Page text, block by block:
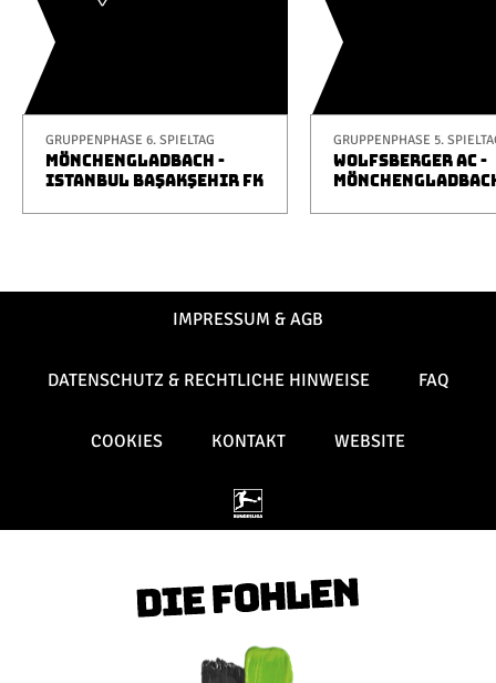
GRUPPENPHASE 6. SPIELTAG
MÖNCHENGLADBACH -
ISTANBUL BAŞAKŞEHIR FK
GRUPPENPHASE 5.
WOLFSBERGER AC -
IMPRESSUM & AGB
DATENSCHUTZ & RECHTLICHE HINWEISE FAQ
COOKIES KONTAKT WEBSITE